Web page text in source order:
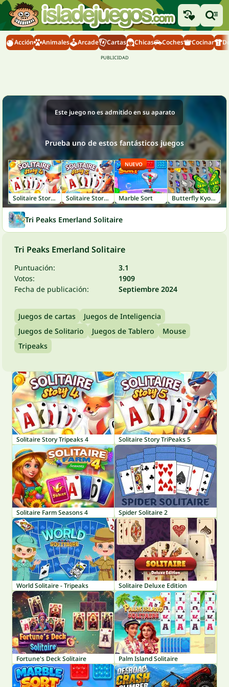
Acción Animales Arcade Cartas Chicas Coches Cocinar
Este juego no es admitido en su aparato
Prueba uno de estos fantásticos juegos
Solitaire Story Tripeaks 4 Solitaire Story TriPeaks 5 Marble Sort
NUEVO
Butterfly Kyodai
Tri Peaks Emerland Solitaire
Tri Peaks Emerland Solitaire
Puntuación:
3.1
Votos:
1909
Fecha de publicación:
Septiembre 2024
Juegos de cartas
Juegos de Inteligencia
Juegos de Solitario
Juegos de Tablero
Mouse
Tripeaks
Solitaire Story Tripeaks 4 Solitaire Story TriPeaks 5
Solitaire Farm Seasons 4 Spider Solitaire 2
World Solitaire - Tripeaks Solitaire Deluxe Edition
Fortune's Deck Solitaire Palm Island Solitaire